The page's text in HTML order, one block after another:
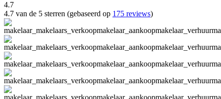
4.7
4.7 van de 5 sterren (gebaseerd op 175 reviews)